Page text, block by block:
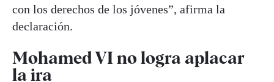
con los derechos de los jóvenes”, afirma la
declaración.
Mohamed VI no logra aplacar
la ira